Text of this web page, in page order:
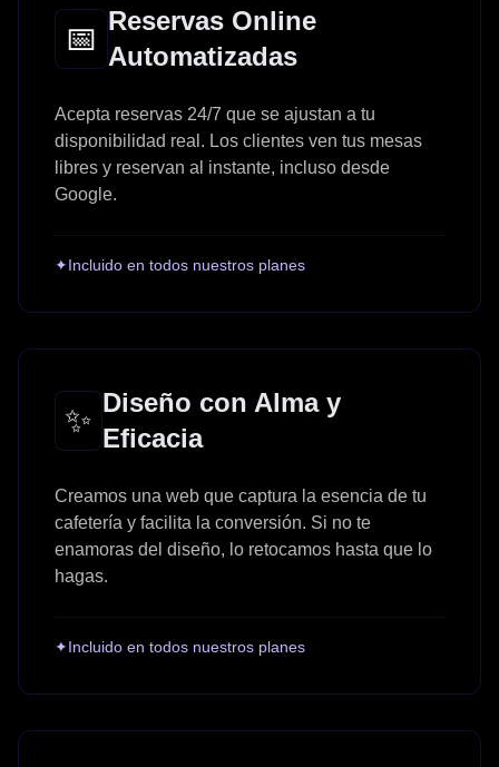
📅 Reservas Online
Automatizadas
Acepta reservas 24/7 que se ajustan a tu
disponibilidad real. Los clientes ven tus mesas
libres y reservan al instante, incluso desde
Google.
✦Incluido en todos nuestros planes
✨ Diseño con Alma y
Eficacia
Creamos una web que captura la esencia de tu
cafetería y facilita la conversión. Si no te
enamoras del diseño, lo retocamos hasta que lo
hagas.
✦Incluido en todos nuestros planes